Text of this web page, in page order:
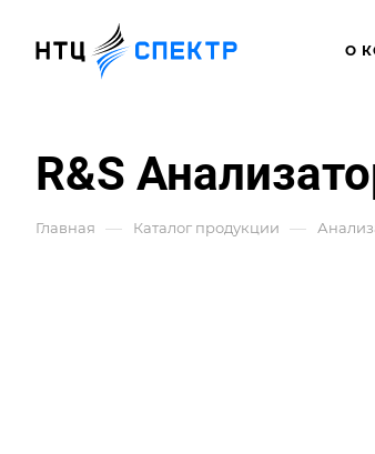
О
R&S
Главная — Каталог продукции —